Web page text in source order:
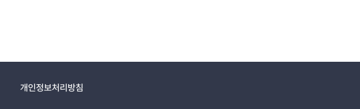
개인정보처리방침